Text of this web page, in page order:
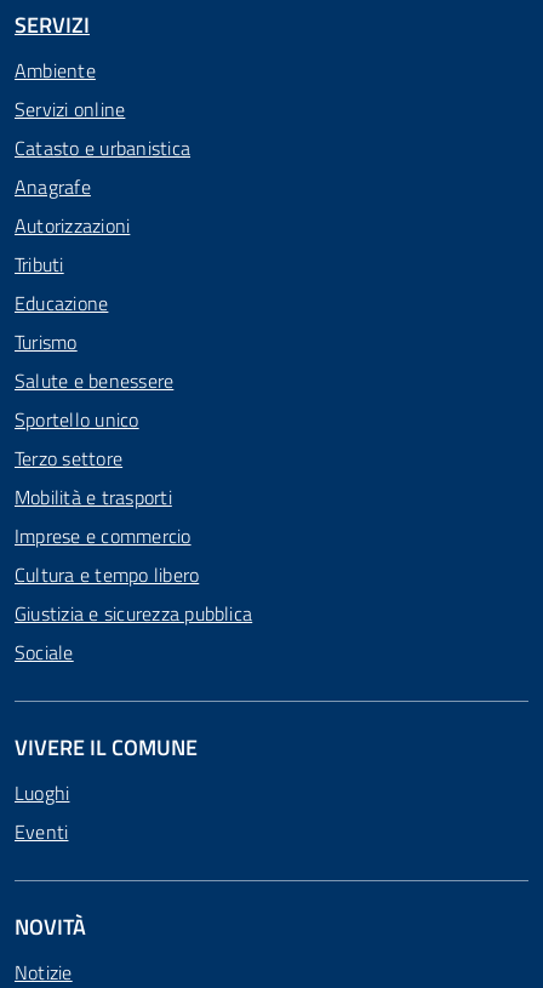
SERVIZI
Ambiente
Servizi online
Catasto e urbanistica
Anagrafe
Autorizzazioni
Tributi
Educazione
Turismo
Salute e benessere
Sportello unico
Terzo settore
Mobilità e trasporti
Imprese e commercio
Cultura e tempo libero
Giustizia e sicurezza pubblica
Sociale
VIVERE IL COMUNE
Luoghi
Eventi
NOVITÀ
Notizie